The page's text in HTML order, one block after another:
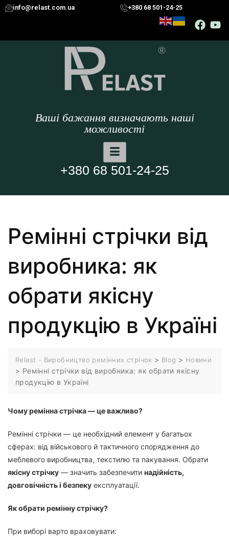
info@relast.com.ua +380 68 501-24-25
Ваші бажання визначають наші
можливості
+380 68 501-24-25
Ремінні стрічки від
виробника: як
обрати якісну
продукцію в Україні
Relast - Виробництво ремінних стрічок > Blog > Новини
> Ремінні стрічки від виробника: як обрати якісну
продукцію в Україні
Чому ремінна стрічка — це важливо?
Ремінні стрічки — це необхідний елемент у багатьох
сферах: від військового й тактичного спорядження до
меблевого виробництва, текстилю та пакування. Обрати
якісну стрічку — значить забезпечити надійність,
довговічність і безпеку експлуатації.
Як обрати ремінну стрічку?
При виборі варто враховувати: